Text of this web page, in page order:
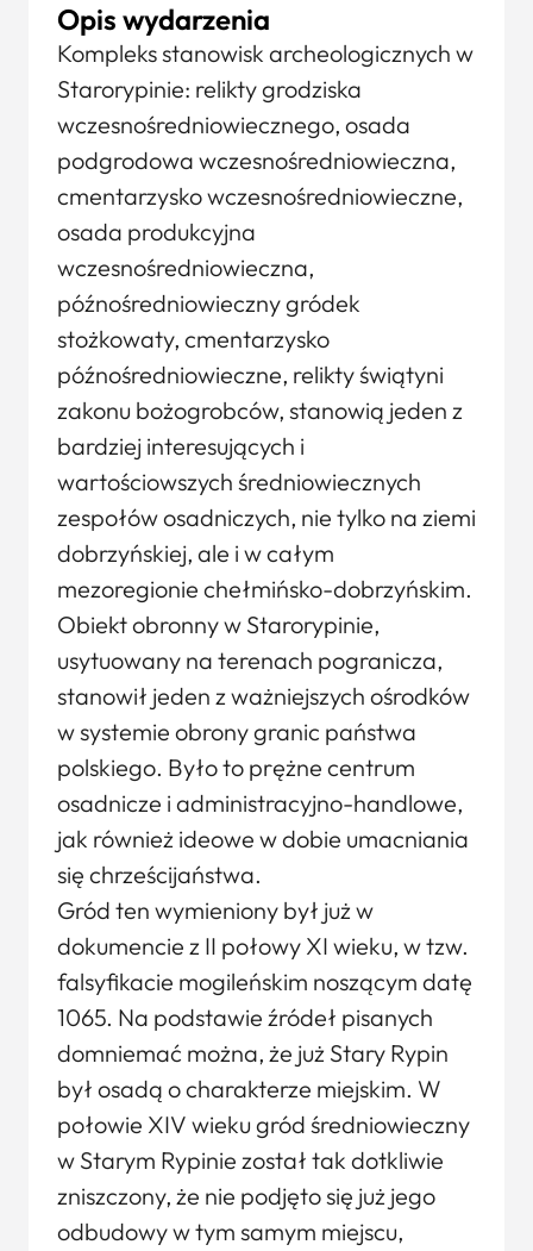
Opis wydarzenia
Kompleks stanowisk archeologicznych w
Starorypinie: relikty grodziska
wczesnośredniowiecznego, osada
podgrodowa wczesnośredniowieczna,
cmentarzysko wczesnośredniowieczne,
osada produkcyjna
wczesnośredniowieczna,
późnośredniowieczny gródek
stożkowaty, cmentarzysko
późnośredniowieczne, relikty świątyni
zakonu bożogrobców, stanowią jeden z
bardziej interesujących i
wartościowszych średniowiecznych
zespołów osadniczych, nie tylko na ziemi
dobrzyńskiej, ale i w całym
mezoregionie chełmińsko-dobrzyńskim.
Obiekt obronny w Starorypinie,
usytuowany na terenach pogranicza,
stanowił jeden z ważniejszych ośrodków
w systemie obrony granic państwa
polskiego. Było to prężne centrum
osadnicze i administracyjno-handlowe,
jak również ideowe w dobie umacniania
się chrześcijaństwa.
Gród ten wymieniony był już w
dokumencie z II połowy XI wieku, w tzw.
falsyfikacie mogileńskim noszącym datę
1065. Na podstawie źródeł pisanych
domniemać można, że już Stary Rypin
był osadą o charakterze miejskim. W
połowie XIV wieku gród średniowieczny
w Starym Rypinie został tak dotkliwie
zniszczony, że nie podjęto się już jego
odbudowy w tym samym miejscu,